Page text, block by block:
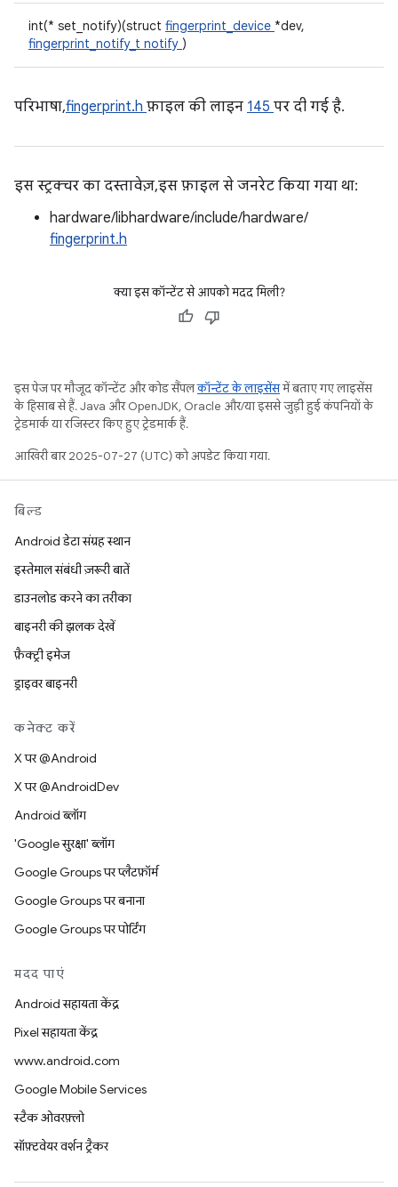
int(* set_notify)(struct fingerprint_device *dev,
fingerprint_notify_t notify )
परिभाषा,fingerprint.h फ़ाइल की लाइन 145 पर दी गई है.
इस स्ट्रक्चर का दस्तावेज़, इस फ़ाइल से जनरेट किया गया था:
hardware/libhardware/include/hardware/
fingerprint.h
क्या इस कॉन्टेंट से आपको मदद मिली?
इस पेज पर मौजूद कॉन्टेंट और कोड सैंपलकॉन्टेंट के लाइसेंसमें बताए गए लाइसेंस
के हिसाब से हैं. Java और OpenJDK, Oracle और/या इससे जुड़ी हुई कंपनियों के
ट्रेडमार्क या रजिस्टर किए हुए ट्रेडमार्क हैं.
आखिरी बार 2025-07-27 (UTC) को अपडेट किया गया.
बिल्ड
Android डेटा संग्रह स्थान
इस्तेमाल संबंधी ज़रूरी बातें
डाउनलोड करने का तरीका
बाइनरी की झलक देखें
फ़ैक्ट्री इमेज
ड्राइवर बाइनरी
कनेक्ट करें
X पर @Android
X पर @AndroidDev
Android ब्लॉग
'Google सुरक्षा' ब्लॉग
Google Groups पर प्लैटफ़ॉर्म
Google Groups पर बनाना
Google Groups पर पोर्टिंग
मदद पाएं
Android सहायता केंद्र
Pixel सहायता केंद्र
www.android.com
Google Mobile Services
स्टैक ओवरफ़्लो
सॉफ़्टवेयर वर्शन ट्रैकर